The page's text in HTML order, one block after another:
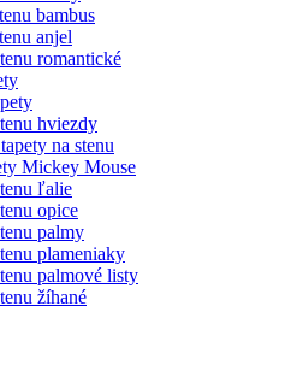
bambus
anjel
romantické
hviezdy
na stenu
Mickey Mouse
ľalie
opice
palmy
plameniaky
palmové listy
žíhané